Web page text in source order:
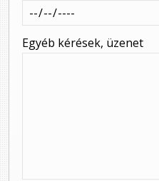
Egyéb kérések, üzenet